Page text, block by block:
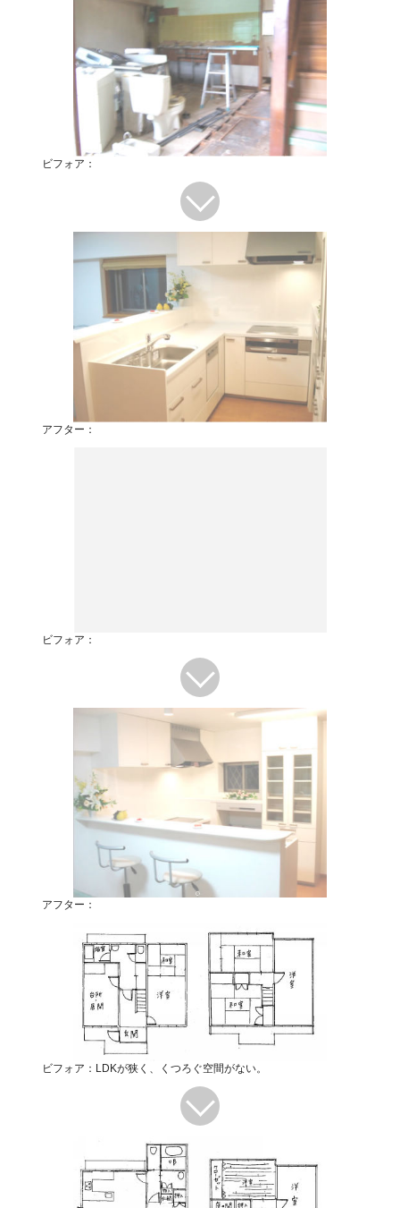
ビフォア：
アフター：
ビフォア：
アフター：
ビフォア：LDKが狭く、くつろぐ空間がない。